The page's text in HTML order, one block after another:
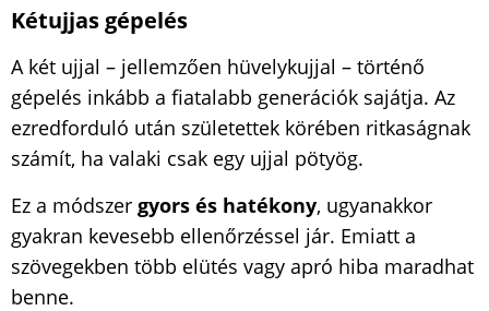
Kétujjas gépelés
A két ujjal – jellemzően hüvelykujjal – történő
gépelés inkább a fiatalabb generációk sajátja. Az
ezredforduló után születettek körében ritkaságnak
számít, ha valaki csak egy ujjal pötyög.
Ez a módszer gyors és hatékony, ugyanakkor
gyakran kevesebb ellenőrzéssel jár. Emiatt a
szövegekben több elütés vagy apró hiba maradhat
benne.